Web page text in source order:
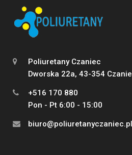
Poliuretany Czaniec
Dworska 22a, 43-354
+516 170 880
Pon - Pt 6:00 - 15:00
biuro@poliuretanyczaniec.pl